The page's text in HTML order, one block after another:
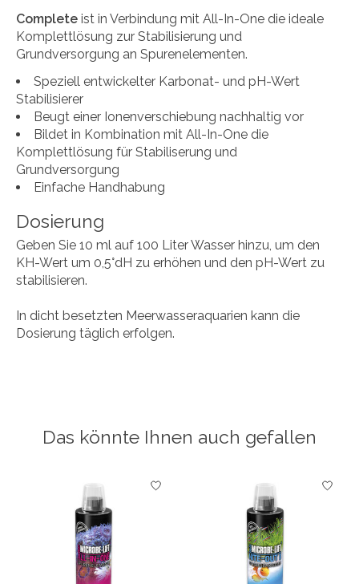
Complete ist in Verbindung mit All-In-One die ideale
Komplettlösung zur Stabilisierung und
Grundversorgung an Spurenelementen.
Speziell entwickelter Karbonat- und pH-Wert
Stabilisierer
Beugt einer Ionenverschiebung nachhaltig vor
Bildet in Kombination mit All-In-One die
Komplettlösung für Stabiliserung und
Grundversorgung
Einfache Handhabung
Dosierung
Geben Sie 10 ml auf 100 Liter Wasser hinzu, um den
KH-Wert um 0,5°dH zu erhöhen und den pH-Wert zu
stabilisieren.
In dicht besetzten Meerwasseraquarien kann die
Dosierung täglich erfolgen.
Das könnte Ihnen auch gefallen
Produkt-Karussell-Artikel